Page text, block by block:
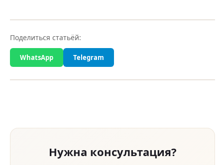
Поделиться статьёй:
WhatsApp Telegram
Нужна консультация?